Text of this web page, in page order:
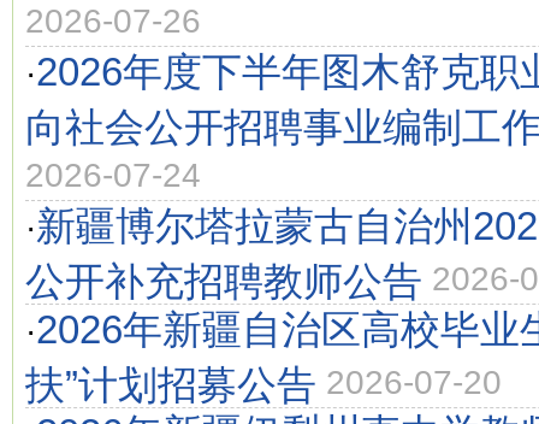
2026-07-26
·2026年度下半年图木舒克职
向社会公开招聘事业编制工
2026-07-24
·新疆博尔塔拉蒙古自治州
公开补充招聘教师公告 2026-
·2026年新疆自治区高校毕业
扶”计划招募公告 2026-07-20